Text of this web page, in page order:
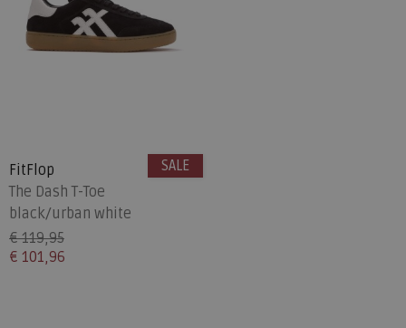
FitFlop
The Dash T-Toe
black/urban white
€ 119,95
€ 101,96
SALE